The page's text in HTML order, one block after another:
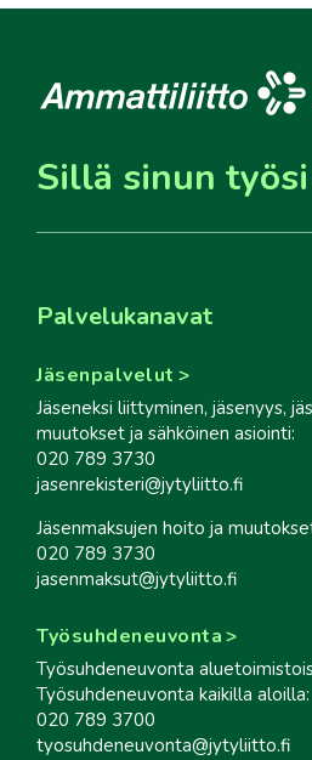
Sillä sinun
Palvelukanavat
Jäsenpalvelut
Jäseneksi liittyminen, jäsenyys,
muutokset ja sähköinen asiointi:
020 789 3730
jasenrekisteri@jytyliitto.fi
Jäsenmaksujen hoito ja
020 789 3730
jasenmaksut@jytyliitto.fi
Työsuhdeneuvonta
Työsuhdeneuvonta
Työsuhdeneuvonta kaikilla aloilla:
020 789 3700
tyosuhdeneuvonta@jytyliitto.fi